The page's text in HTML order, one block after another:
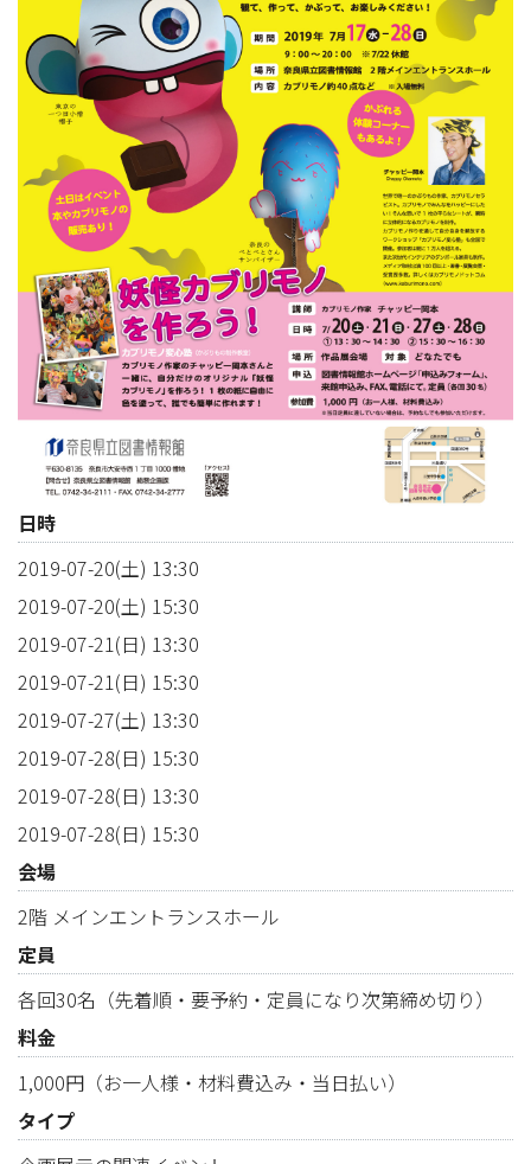
日時
2019-07-20(土) 13:30
2019-07-20(土) 15:30
2019-07-21(日) 13:30
2019-07-21(日) 15:30
2019-07-27(土) 13:30
2019-07-28(日) 15:30
2019-07-28(日) 13:30
2019-07-28(日) 15:30
会場
2階 メインエントランスホール
定員
各回30名（先着順・要予約・定員になり次第締め切り）
料金
1,000円（お一人様・材料費込み・当日払い）
タイプ